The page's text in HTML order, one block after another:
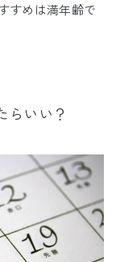
すめは満年齢で
らいい？